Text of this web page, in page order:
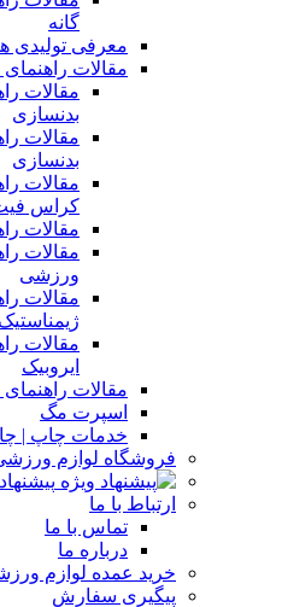
گانه
معرفی تولیدی
مقالات
مقالات
بدنسازی
مقالات
بدنسازی
مقالات
کراس
مقالات
مقالات
ورزشی
مقالات
ژیمناستیک
مقالات
ایروبیک
مقالات
اسپرت مگ
خدمات چاپ |
فروشگاه لوازم
ارتباط با ما
تماس با ما
درباره ما
خرید عمده لوازم
پیگیری سفارش